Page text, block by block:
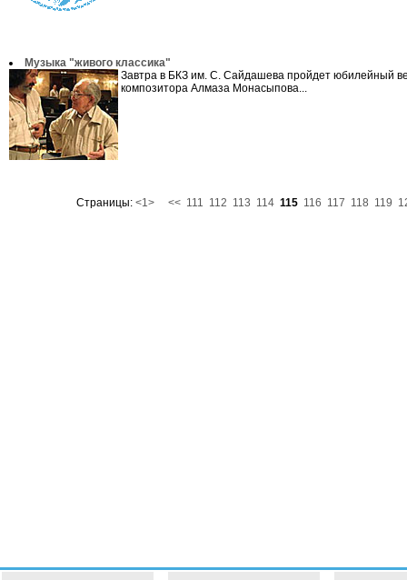
Музыка "живого классика"
Завтра в БКЗ им. С. Сайдашева пройдет юбилейный
композитора Алмаза Монасыпова...
Страницы: <1> << 111 112 113 114 115 116 117 118 119